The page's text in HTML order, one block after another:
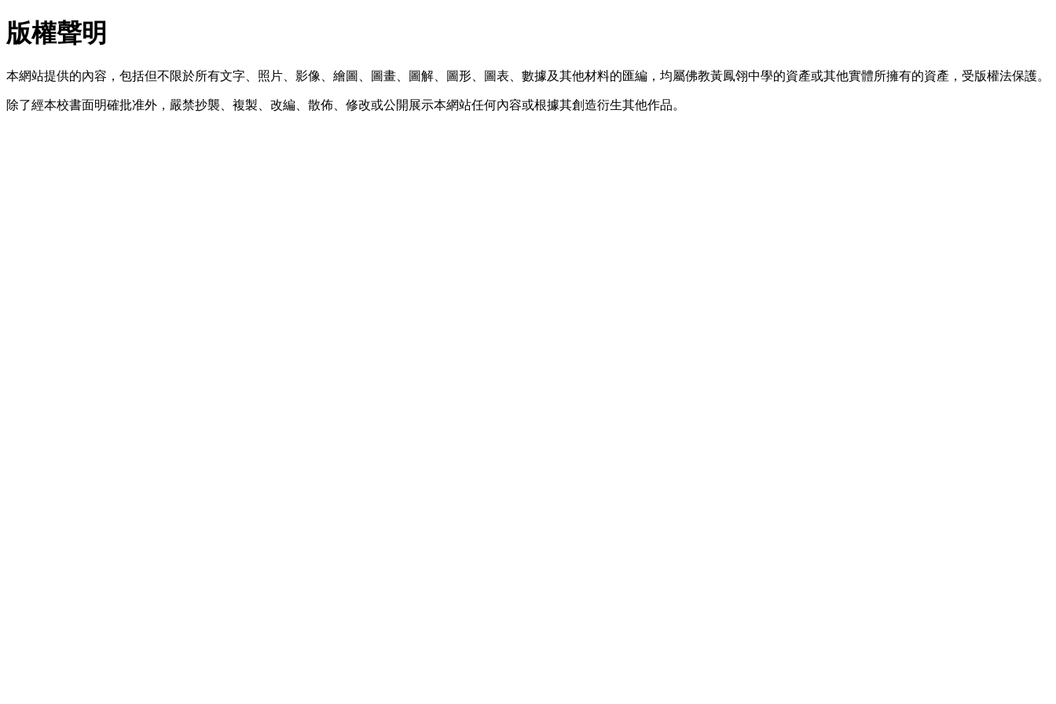
版權聲明
本網站提供的內容，包括但不限於所有文字、照片、影像、繪圖、圖畫、圖解、圖形、圖表、數據及其他材料的匯編，均屬佛教黃鳳翎中學的資產或其他實體所擁有的資產，受版權法保護。
除了經本校書面明確批准外，嚴禁抄襲、複製、改編、散佈、修改或公開展示本網站任何內容或根據其創造衍生其他作品。